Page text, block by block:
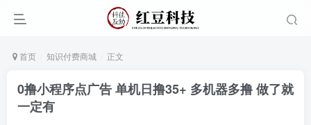
首页 知识付费商城 正文
0撸小程序点广告 单机日撸35+ 多机器多撸 做了就
一定有